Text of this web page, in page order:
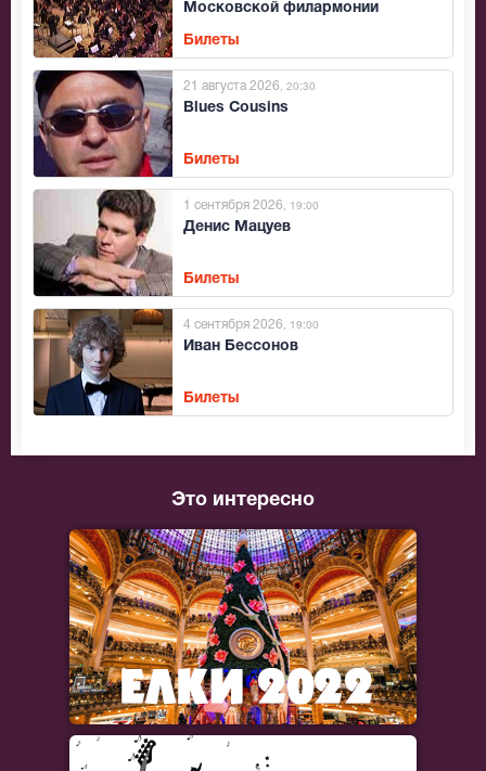
Московской филармонии
Билеты
Blues Cousins
21 августа 2026 , 20:30
Билеты
Денис Мацуев
1 сентября 2026 , 19:00
Билеты
Иван Бессонов
4 сентября 2026 , 19:00
Билеты
Это интересно